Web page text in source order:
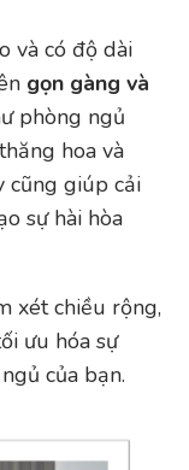
và có độ dài
gọn gàng và
phòng ngủ
hoa và
cũng giúp cải
sự hài hòa
xét chiều rộng,
ưu hóa sự
của bạn.